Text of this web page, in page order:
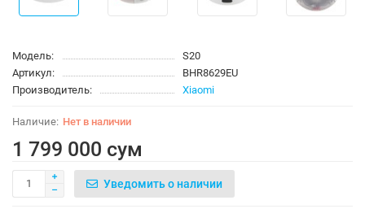
Модель:
S20
Артикул:
BHR8629EU
Производитель:
Xiaomi
Нет в наличии
1 799 000 сум
Уведомить о наличии